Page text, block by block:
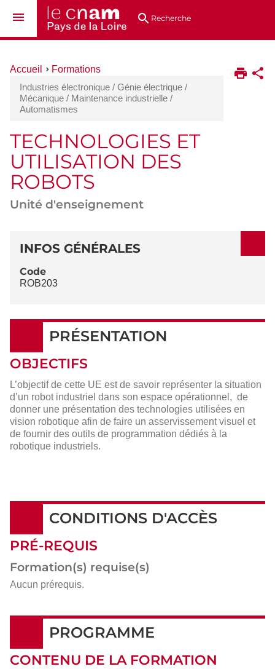
au
directsRecherche
Vous
ici :
Accueil
Formations
Industries électronique / Génie électrique /
Mécanique / Maintenance industrielle /
Automatismes
TECHNOLOGIES ET
UTILISATION DES
ROBOTS
Unité d'enseignement
DÉTAILS
INFOS GÉNÉRALES
Code
ROB203
PRÉSENTATION
OBJECTIFS
L’objectif de cette UE est de savoir représenter la situation
d’un robot industriel dans son espace opérationnel, de
donner une présentation des technologies utilisées en
vision robotique afin de faire un asservissement visuel et
de fournir des outils de programmation dédiés à la
robotique industriels.
CONDITIONS D'ACCÈS
PRÉ-REQUIS
Formation(s) requise(s)
Aucun prérequis.
PROGRAMME
CONTENU DE LA FORMATION